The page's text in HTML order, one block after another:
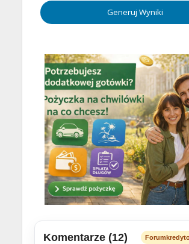
Generuj Wyniki
Komentarze (12)